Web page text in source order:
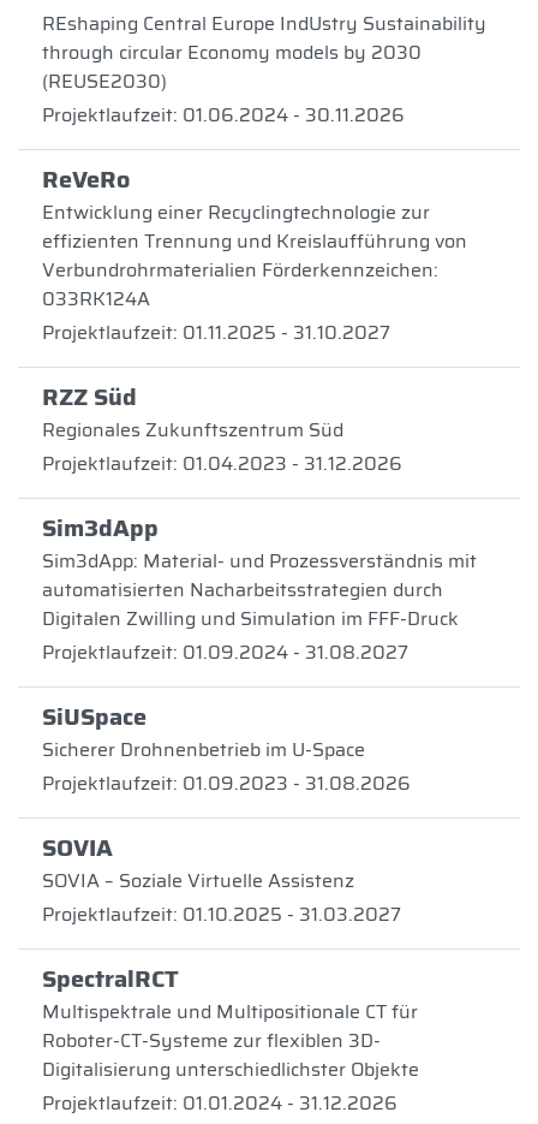
REshaping Central Europe IndUstry Sustainability
through circular Economy models by 2030
(REUSE2030)
Projektlaufzeit: 01.06.2024 - 30.11.2026
ReVeRo
Entwicklung einer Recyclingtechnologie zur
effizienten Trennung und Kreislaufführung von
Verbundrohrmaterialien Förderkennzeichen:
033RK124A
Projektlaufzeit: 01.11.2025 - 31.10.2027
RZZ Süd
Regionales Zukunftszentrum Süd
Projektlaufzeit: 01.04.2023 - 31.12.2026
Sim3dApp
Sim3dApp: Material- und Prozessverständnis mit
automatisierten Nacharbeitsstrategien durch
Digitalen Zwilling und Simulation im FFF-Druck
Projektlaufzeit: 01.09.2024 - 31.08.2027
SiUSpace
Sicherer Drohnenbetrieb im U-Space
Projektlaufzeit: 01.09.2023 - 31.08.2026
SOVIA
SOVIA – Soziale Virtuelle Assistenz
Projektlaufzeit: 01.10.2025 - 31.03.2027
SpectralRCT
Multispektrale und Multipositionale CT für
Roboter-CT-Systeme zur flexiblen 3D-
Digitalisierung unterschiedlichster Objekte
Projektlaufzeit: 01.01.2024 - 31.12.2026